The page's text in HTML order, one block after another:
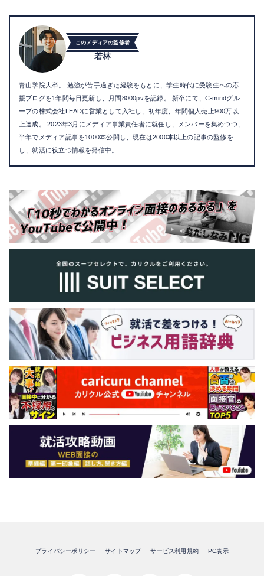
このメディアの監修者
若林
青山学院大卒。 勉強が苦手過ぎた経験をもとに、学生時代に受験生への応
援ブログを1年間毎日更新し、月間8000pvを記録。 新卒にて、C-mindグル
ープの株式会社LEADに営業として入社し、初年度、年間個人売上900万以
上達成。 2023年3月にメディア事業責任者に就任し、メンバーを集めつつ、
半年でメディア記事を1000本公開し、現在は2000本以上の記事の監修を
し、就活に役立つ情報を発信中。
プライバシーポリシー サイトマップ サービス利用規約 PC表示